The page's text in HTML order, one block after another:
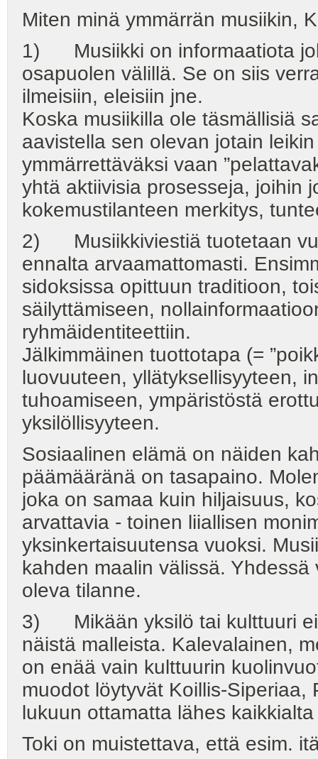
Miten minä ymmärrän musiikin,
1) Musiikki on informaatiota
osapuolen välillä. Se on siis
ilmeisiin, eleisiin jne.
Koska musiikilla ole täsmällisiä
aavistella sen olevan jotain
ymmärrettäväksi vaan
yhtä aktiivisia prosesseja, joihin
kokemustilanteen merkitys,
2) Musiikkiviestiä tuotetaan
ennalta arvaamattomasti.
sidoksissa opittuun traditioon,
säilyttämiseen,
ryhmäidentiteettiin.
Jälkimmäinen tuottotapa (=
luovuuteen, yllätyksellisyyteen,
tuhoamiseen, ympäristöstä
yksilöllisyyteen.
Sosiaalinen elämä on näiden
päämääränä on tasapaino.
joka on samaa kuin hiljaisuus,
arvattavia - toinen liiallisen
yksinkertaisuutensa vuoksi.
kahden maalin välissä.
oleva tilanne.
3) Mikään yksilö tai kulttuuri ei
näistä malleista. Kalevalainen,
on enää vain kulttuurin
muodot löytyvät Koillis-
lukuun ottamatta lähes
Toki on muistettava, että esim.